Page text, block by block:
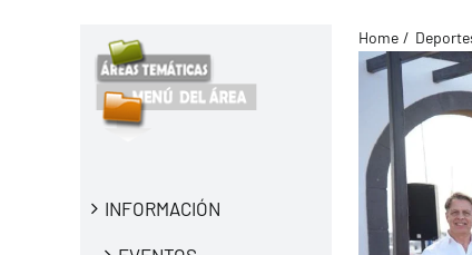
INFORMACIÓN
Home